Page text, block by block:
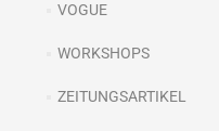
VOGUE
WORKSHOPS
ZEITUNGSARTIKEL